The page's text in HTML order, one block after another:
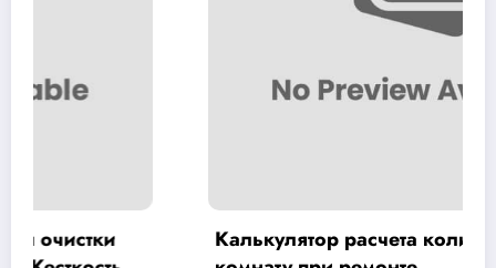
Калькулятор расчета количества обоев